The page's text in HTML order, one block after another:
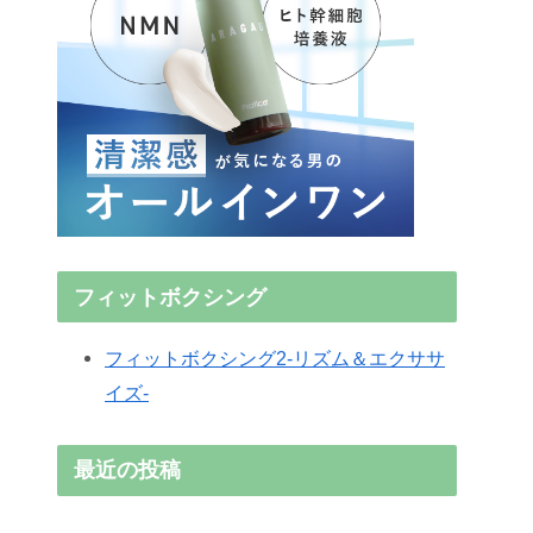
フィットボクシング
フィットボクシング2-リズム＆エクササ
イズ-
最近の投稿